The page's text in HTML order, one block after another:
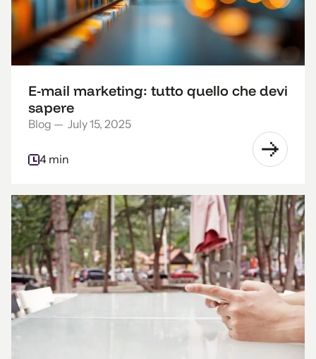
E-mail marketing: tutto quello che devi
sapere
Blog — July 15, 2025
4 min